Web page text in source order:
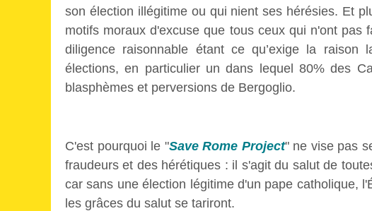
son élection illégitime ou qui nient ses hérésies. Et
motifs moraux d'excuse que tous ceux qui n'ont pas
diligence raisonnable étant ce qu’exige la
élections, en particulier un dans lequel 80% des
blasphèmes et perversions de Bergoglio.
C'est pourquoi le "Save Rome Project" ne vise pas
fraudeurs et des hérétiques : il s'agit du salut de
car sans une élection légitime d'un pape catholique,
les grâces du salut se tariront.